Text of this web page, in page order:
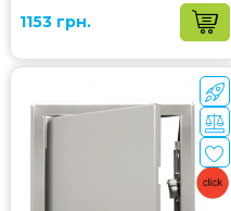
1153 грн.